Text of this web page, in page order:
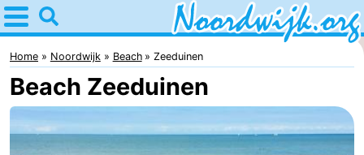
Home
Noordwijk
Tips
For
Home Noordwijk Beach Zeeduinen
Beach Zeeduinen